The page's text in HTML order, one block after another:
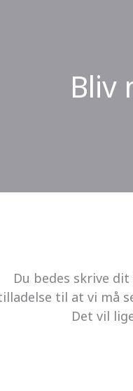
Bliv
Du bedes skrive
til at vi må
Det vil